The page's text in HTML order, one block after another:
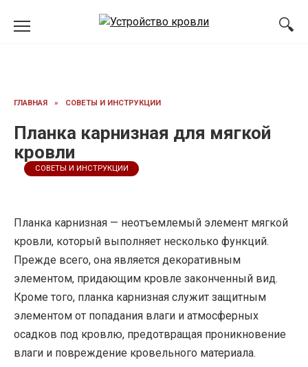
ГЛАВНАЯ » СОВЕТЫ И ИНСТРУКЦИИ
Планка карнизная для мягкой
кровли
СОВЕТЫ И ИНСТРУКЦИИ
Планка карнизная — неотъемлемый элемент мягкой
кровли, который выполняет несколько функций.
Прежде всего, она является декоративным
элементом, придающим кровле законченный вид.
Кроме того, планка карнизная служит защитным
элементом от попадания влаги и атмосферных
осадков под кровлю, предотвращая проникновение
влаги и повреждение кровельного материала.